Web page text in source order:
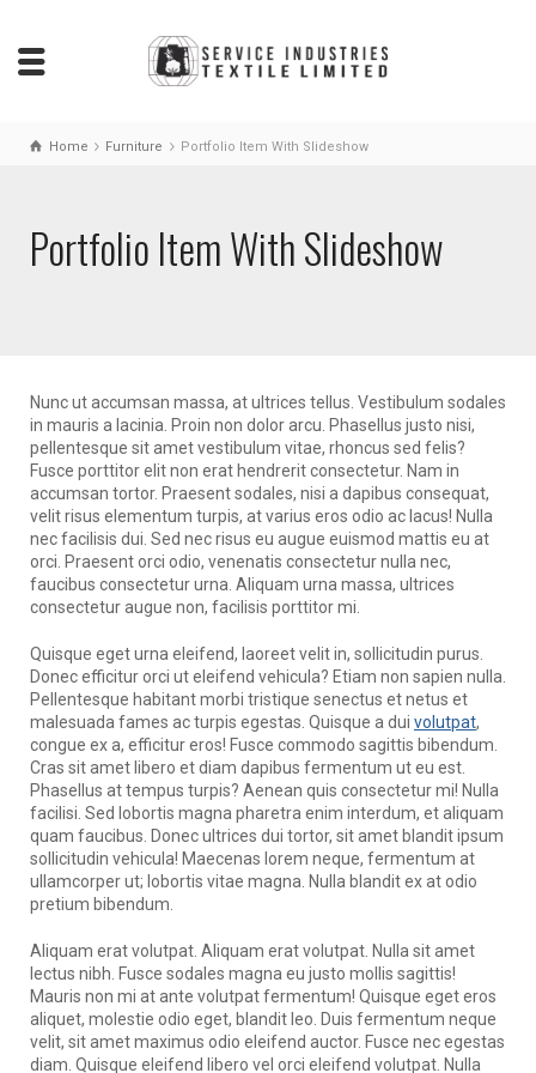
Home Furniture Portfolio Item With Slideshow
Portfolio Item With Slideshow
Nunc ut accumsan massa, at ultrices tellus. Vestibulum sodales
in mauris a lacinia. Proin non dolor arcu. Phasellus justo nisi,
pellentesque sit amet vestibulum vitae, rhoncus sed felis?
Fusce porttitor elit non erat hendrerit consectetur. Nam in
accumsan tortor. Praesent sodales, nisi a dapibus consequat,
velit risus elementum turpis, at varius eros odio ac lacus! Nulla
nec facilisis dui. Sed nec risus eu augue euismod mattis eu at
orci. Praesent orci odio, venenatis consectetur nulla nec,
faucibus consectetur urna. Aliquam urna massa, ultrices
consectetur augue non, facilisis porttitor mi.
Quisque eget urna eleifend, laoreet velit in, sollicitudin purus.
Donec efficitur orci ut eleifend vehicula? Etiam non sapien nulla.
Pellentesque habitant morbi tristique senectus et netus et
malesuada fames ac turpis egestas. Quisque a dui volutpat,
congue ex a, efficitur eros! Fusce commodo sagittis bibendum.
Cras sit amet libero et diam dapibus fermentum ut eu est.
Phasellus at tempus turpis? Aenean quis consectetur mi! Nulla
facilisi. Sed lobortis magna pharetra enim interdum, et aliquam
quam faucibus. Donec ultrices dui tortor, sit amet blandit ipsum
sollicitudin vehicula! Maecenas lorem neque, fermentum at
ullamcorper ut; lobortis vitae magna. Nulla blandit ex at odio
pretium bibendum.
Aliquam erat volutpat. Aliquam erat volutpat. Nulla sit amet
lectus nibh. Fusce sodales magna eu justo mollis sagittis!
Mauris non mi at ante volutpat fermentum! Quisque eget eros
aliquet, molestie odio eget, blandit leo. Duis fermentum neque
velit, sit amet maximus odio eleifend auctor. Fusce nec egestas
diam. Quisque eleifend libero vel orci eleifend volutpat. Nulla